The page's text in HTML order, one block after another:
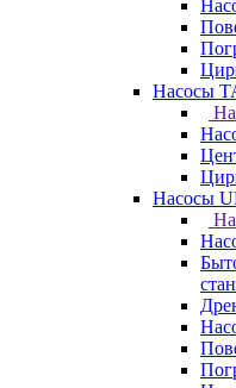
Насосы
Насосы